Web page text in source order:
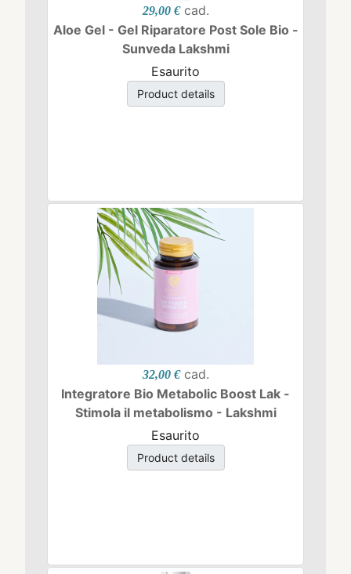
29,00 € cad.
Aloe Gel - Gel Riparatore Post Sole Bio -
Sunveda Lakshmi
Esaurito
Product details
32,00 € cad.
Integratore Bio Metabolic Boost Lak -
Stimola il metabolismo - Lakshmi
Esaurito
Product details